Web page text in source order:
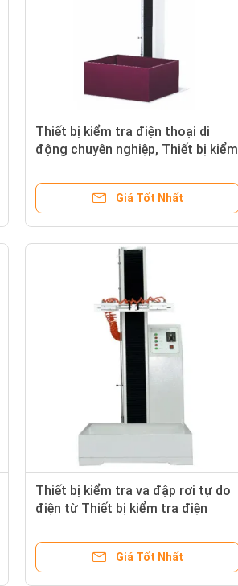
Thiết bị kiểm tra điện thoại di
động chuyên nghiệp, Thiết bị kiểm
Giá Tốt Nhất
Thiết bị kiểm tra va đập rơi tự do
điện từ Thiết bị kiểm tra điện
động cho thử nghiệm thả rơi
Giá Tốt Nhất